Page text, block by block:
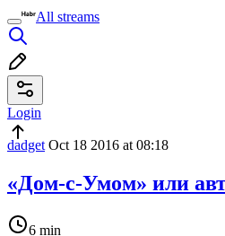
All streams
Login
dadget Oct 18 2016 at 08:18
«Дом-с-Умом» или
6 min